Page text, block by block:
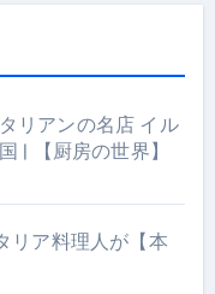
リアンの名店 イル
| 【厨房の世界】
リア料理人が【本